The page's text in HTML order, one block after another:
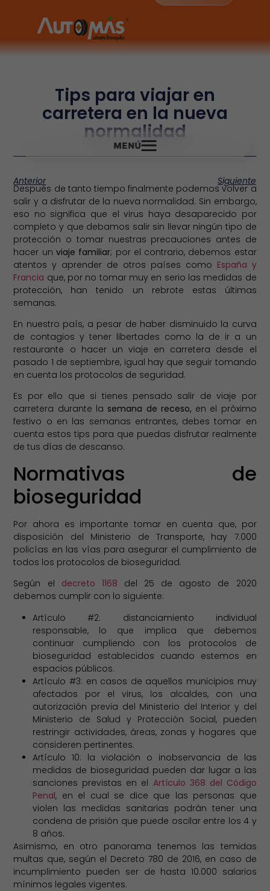
Tips para viajar en
carretera en la nueva
normalidad
Después de tanto tiempo finalmente podemos volver a
salir y a disfrutar de la nueva normalidad. Sin embargo,
eso no significa que el virus haya desaparecido por
completo y que debamos salir sin llevar ningún tipo de
protección o tomar nuestras precauciones antes de
hacer un viaje familiar; por el contrario, debemos estar
atentos y aprender de otros países como España y
Francia que, por no tomar muy en serio las medidas de
protección, han tenido un rebrote estas últimas
semanas.
En nuestro país, a pesar de haber disminuido la curva
de contagios y tener libertades como la de ir a un
restaurante o hacer un viaje en carretera desde el
pasado 1 de septiembre, igual hay que seguir tomando
en cuenta los protocolos de seguridad.
Es por ello que si tienes pensado salir de viaje por
carretera durante la semana de receso, en el próximo
festivo o en las semanas entrantes, debes tomar en
cuenta estos tips para que puedas disfrutar realmente
de tus días de descanso.
Normativas de
bioseguridad
Por ahora es importante tomar en cuenta que, por
disposición del Ministerio de Transporte, hay 7.000
policías en las vías para asegurar el cumplimiento de
todos los protocolos de bioseguridad.
Según el decreto 1168 del 25 de agosto de 2020
debemos cumplir con lo siguiente:
Artículo #2: distanciamiento individual
responsable, lo que implica que debemos
continuar cumpliendo con los protocolos de
bioseguridad establecidos cuando estemos en
espacios públicos.
Artículo #3: en casos de aquellos municipios muy
afectados por el virus, los alcaldes, con una
autorización previa del Ministerio del Interior y del
Ministerio de Salud y Protección Social, pueden
restringir actividades, áreas, zonas y hogares que
consideren pertinentes.
Artículo 10: la violación o inobservancia de las
medidas de bioseguridad pueden dar lugar a las
sanciones previstas en el Artículo 368 del Código
Penal, en el cual se dice que las personas que
violen las medidas sanitarias podrán tener una
condena de prisión que puede oscilar entre los 4 y
8 años.
Asimismo, en otro panorama tenemos las temidas
multas que, según el Decreto 780 de 2016, en caso de
incumplimiento pueden ser de hasta 10.000 salarios
mínimos legales vigentes.
Anterior Siguiente
MENÚ